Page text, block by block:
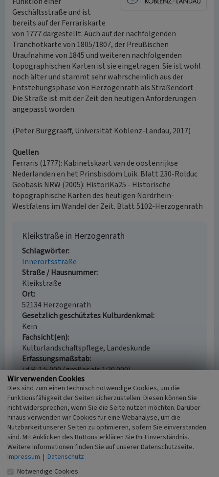
Geschäftsstraße und ist
bereits auf der Ferrariskarte
von 1777 dargestellt. Auch auf der nachfolgenden
Tranchotkarte von 1805/1807, der Preußischen
Uraufnahme von 1845 und weiteren nachfolgenden
topographischen Karten ist sie eingetragen. Sie ist wohl
noch älter und stammt sehr wahrscheinlich aus der
Entstehungsphase von Herzogenrath als Straßendorf.
Die Straße ist mit der Zeit den heutigen Anforderungen
angepasst worden.
(Peter Burggraaff, Universität Koblenz-Landau, 2017)
Quellen
Ferraris (1777): Kabinetskaart van de oostenrijkse
Nederlanden en het Prinsbisdom Luik. Blatt 230-Rolduc
Geobasis NRW (2005): HistoriKa25 - Historische
topographische Karten des heutigen Nordrhein-
Westfalens im Wandel der Zeit. Blatt 5102-Herzogenrath
Kleikstraße in Herzogenrath
Schlagwörter
Innerortsstraße
Straße / Hausnummer
Kleikstraße
Ort
52134 Herzogenrath
Gesetzlich geschütztes Kulturdenkmal
Kein
Fachsicht(en)
Kulturlandschaftspflege, Landeskunde
Erfassungsmaßstab
i.d.R. 1:5.000 (größer als 1:20.000)
Erfassungsmethode
Auswertung historischer Schriften, Auswertung
historischer Fotos, Geländebegehung/-kartierung
Historischer Zeitraum
Beginn 1200 bis 1300
Empfohlene Zitierweise
Wir verwenden Cookies
Dies sind zum einen technisch notwendige Cookies, um die
Funktionsfähigkeit der Seiten sicherzustellen. Diesen können Sie
nicht widersprechen, wenn Sie die Seite nutzen möchten. Darüber
hinaus verwenden wir Cookies für eine Webanalyse, um die
Nutzbarkeit unserer Seiten zu optimieren, sofern Sie einverstanden
sind. Mit Anklicken des Buttons erklären Sie Ihr Einverständnis.
Weitere Informationen finden Sie auf unserer Datenschutzseite.
Impressum | Datenschutz
Notwendige Cookies